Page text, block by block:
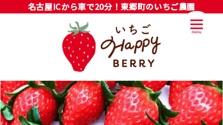
名古屋ICから車で20分！東郷町のいちご農園